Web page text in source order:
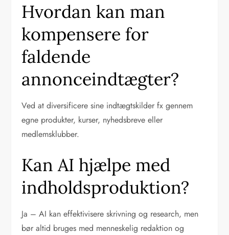
Hvordan kan man
kompensere for
faldende
annonceindtægter?
Ved at diversificere sine indtægtskilder fx gennem
egne produkter, kurser, nyhedsbreve eller
medlemsklubber.
Kan AI hjælpe med
indholdsproduktion?
Ja – AI kan effektivisere skrivning og research, men
bør altid bruges med menneskelig redaktion og